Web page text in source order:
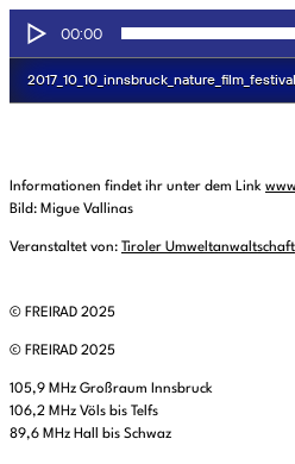
Informationen findet ihr unter dem Link
Bild: Migue Vallinas
Veranstaltet von: Tiroler Umweltanwaltschaft
© FREIRAD 2025
© FREIRAD 2025
105,9 MHz Großraum Innsbruck
106,2 MHz Völs bis Telfs
89,6 MHz Hall bis Schwaz